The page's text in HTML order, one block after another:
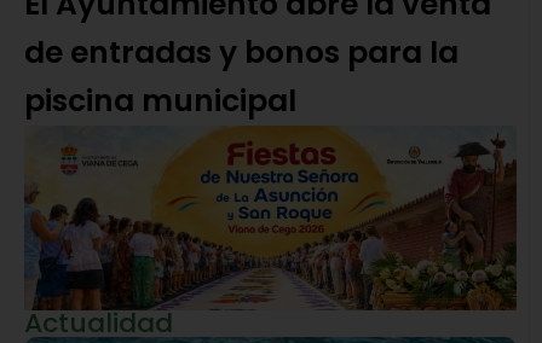
de entradas y bonos para la
piscina municipal
Actualidad